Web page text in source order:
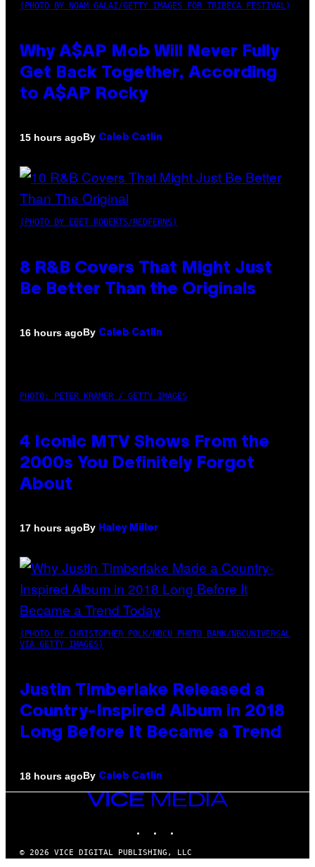
(PHOTO BY NOAM GALAI/GETTY IMAGES FOR TRIBECA FESTIVAL)
Why A$AP Mob Will Never Fully
Get Back Together, According
to A$AP Rocky
15 hours agoBy Caleb Catlin
(PHOTO BY EBET ROBERTS/REDFERNS)
8 R&B Covers That Might Just
Be Better Than the Originals
16 hours agoBy Caleb Catlin
PHOTO: PETER KRAMER / GETTY IMAGES
4 Iconic MTV Shows From the
2000s You Definitely Forgot
About
17 hours agoBy Haley Miller
(PHOTO BY CHRISTOPHER POLK/NBCU PHOTO BANK/NBCUNIVERSAL
VIA GETTY IMAGES)
Justin Timberlake Released a
Country-Inspired Album in 2018
Long Before It Became a Trend
18 hours agoBy Caleb Catlin
VICE
© 2026 VICE DIGITAL PUBLISHING, LLC